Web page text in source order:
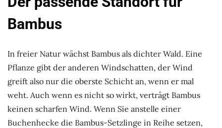
Bambus
In freier Natur wächst Bambus als dichter Wald. Eine
Pflanze gibt der anderen Windschatten, der Wind
greift also nur die oberste Schicht an, wenn er mal
weht. Auch wenn es nicht so wirkt, verträgt Bambus
keinen scharfen Wind. Wenn Sie anstelle einer
Buchenhecke die Bambus-Setzlinge in Reihe setzen,